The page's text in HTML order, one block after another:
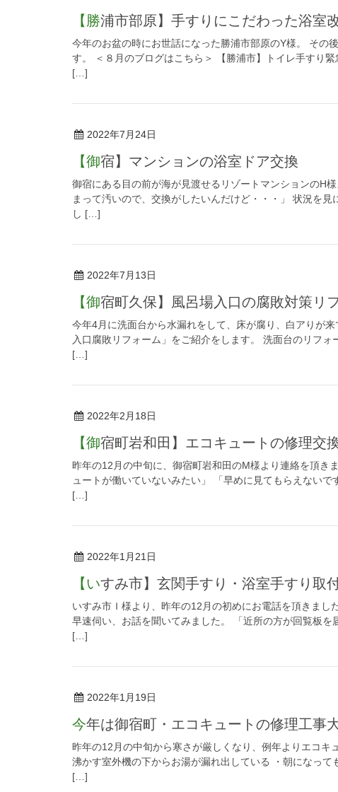
【勝浦市部原】手すりにこだわった浴
今年のお盆の時にお世話になった勝浦市部原のY様。 その
す。 ＜８月のブログはこちら＞ 【勝浦市】トイレ手すり
[…]
2022年7月24日
【御宿】マンションの浴室ドア交換
御宿にある目の前が海が見渡せるリゾートマンションのH
まって汚いので、交換がしたいんだけど・・・」 状況を
し […]
2022年7月13日
【御宿町久保】風呂場入口の腐敗対策リ
今年4月に洗面台から水漏れをして、床が腐り、白アりが
入口腐敗リフォーム」をご紹介をします。 洗面台のリフ
[…]
2022年2月18日
【御宿町岩和田】エコキュートの修理交
昨年の12月の中旬に、御宿町岩和田のM様より連絡を頂き
ュートが働いていないみたい」 「早めに見てもらえない
[…]
2022年1月21日
【いすみ市】玄関手すり・浴室手すり取
いすみ市Ｉ様より、昨年の12月の初めにお電話を頂きまし
早速伺い、お話を聞いてみました。 「近所の方が回覧板
[…]
2022年1月19日
今年は御宿町・エコキュートの修理工事
昨年の12月の中旬から寒さが厳しくなり、例年よりエコ
沸かす室外機の下からお湯が漏れ出している ・朝になっ
[…]